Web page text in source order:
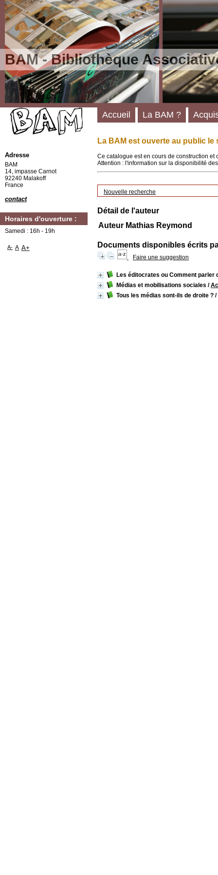
BAM - Bibliothèque
La BAM est ouverte au public le
Ce catalogue est en cours de construction
Attention : l'information sur la disponibilité
Nouvelle recherche
Détail de l'auteur
Auteur Mathias Reymond
Documents disponibles écrits
Faire une suggestion
Les éditocrates ou Comment parler
Médias et mobilisations sociales /
Tous les médias sont-ils de droite ? /
Accueil La BAM ?
Adresse
BAM
14, impasse Carnot
92240 Malakoff
France
contact
Horaires d'ouverture :
Samedi : 16h - 19h
A- A A+